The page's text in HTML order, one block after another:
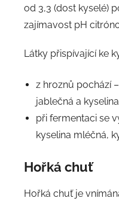
od 3,3 (dost kyselé)
zajímavost pH
Látky přispívající ke
z hroznů pochází
jablečná a
při fermentaci se
kyselina mléčná,
Hořká chuť
Hořká chuť je